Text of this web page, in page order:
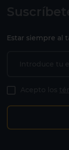
Estar siempre al